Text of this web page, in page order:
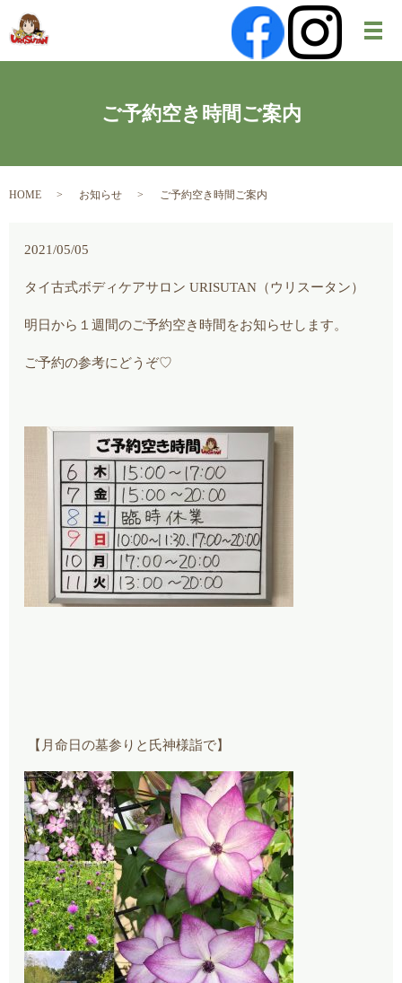
メ
ご予約空き時間ご案内
HOME お知らせ ご予約空き時間ご案内
2021/05/05
タイ古式ボディケアサロン URISUTAN（ウリスータン）
明日から１週間のご予約空き時間をお知らせします。
ご予約の参考にどうぞ♡
【月命日の墓参りと氏神様詣で】